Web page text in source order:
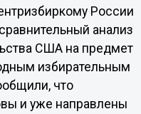
России
анализ
США на предмет
избирательным
что
и уже направлены